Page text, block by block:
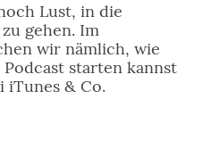
Lust, in die
gehen. Im
wir nämlich, wie
starten kannst
iTunes & Co.